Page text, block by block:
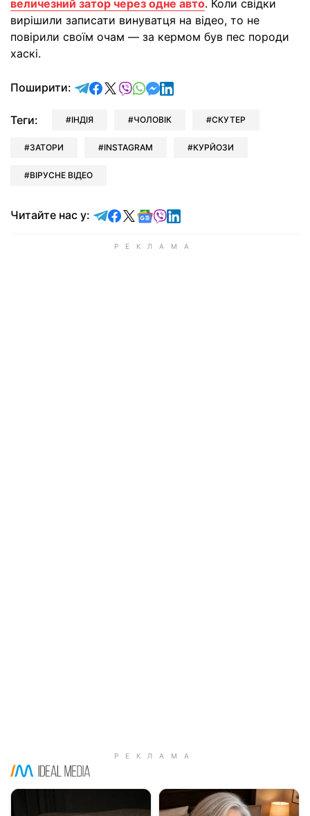
величезний затор через одне авто. Коли свідки
вирішили записати винуватця на відео, то не
повірили своїм очам — за кермом був пес породи
хаскі.
Поширити: відправити у Telegram
поділитись у Facebook
поділитись у X
відправити у Viber
відправити у Whatsapp
відправити у Messenger
відправити у LinkedIn
Теги: ІНДІЯ ЧОЛОВІК СКУТЕР
ЗАТОРИ INSTAGRAM КУРЙОЗИ
ВІРУСНЕ ВІДЕО
Читайте нас у: Читайте у Telegram
Читайте у Facebook
Читайте у X
Читайте у Google news
Читайте у Viber
Читайте у LinkedIn